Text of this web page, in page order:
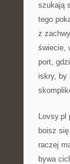
szukają
tego
z
świecie,
port,
iskry, by
Lovsy.pl
boisz
raczej
bywa